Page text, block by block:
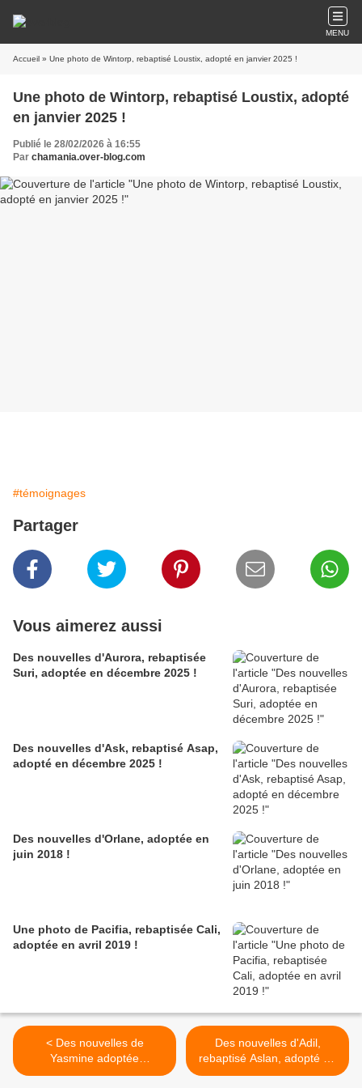
MENU
Accueil » Une photo de Wintorp, rebaptisé Loustix, adopté en janvier 2025 !
Une photo de Wintorp, rebaptisé Loustix, adopté
en janvier 2025 !
Publié le 28/02/2026 à 16:55
Par chamania.over-blog.com
#témoignages
Partager
Vous aimerez aussi
Des nouvelles d'Aurora, rebaptisée
Suri, adoptée en décembre 2025 !
Des nouvelles d'Ask, rebaptisé Asap,
adopté en décembre 2025 !
Des nouvelles d'Orlane, adoptée en
juin 2018 !
Une photo de Pacifia, rebaptisée Cali,
adoptée en avril 2019 !
< Des nouvelles de
Yasmine adoptée
septembre 2020 !
Des nouvelles d'Adil,
rebaptisé Aslan, adopté en
août 2025 ! >